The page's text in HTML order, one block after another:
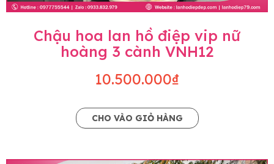
Chậu hoa lan hồ điệp vip nữ
hoàng 3 cành VNH12
10.500.000₫
CHO VÀO GIỎ HÀNG